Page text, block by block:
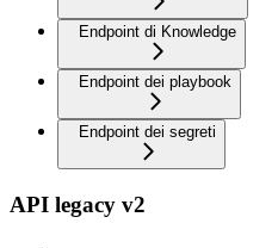
Endpoint di Knowledge
Endpoint dei playbook
Endpoint dei segreti
API legacy v2